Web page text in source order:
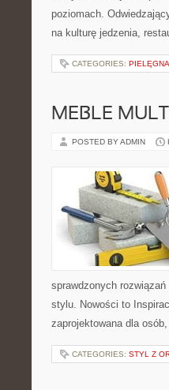
poziomach.
na kulturę jedzenia,
CATEGORIES:
MEBLE
POSTED BY ADMIN
sprawdzonych
stylu. Nowości to
zaprojektowana dla
CATEGORIES: STYL Z